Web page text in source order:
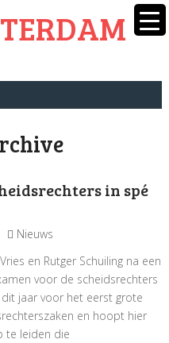
in spé
Nieuws
en Rutger Schuiling na een
voor de scheidsrechters
jaar voor het eerst grote
en hoopt hier
te leiden die